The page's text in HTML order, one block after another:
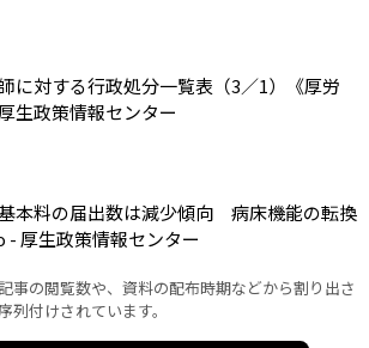
に対する行政処分一覧表（3／1）《厚労
生政策情報センター
本料の届出数は減少傾向 病床機能の転換
- 厚生政策情報センター
事の閲覧数や、資料の配布時期などから割り出さ
列付けされています。